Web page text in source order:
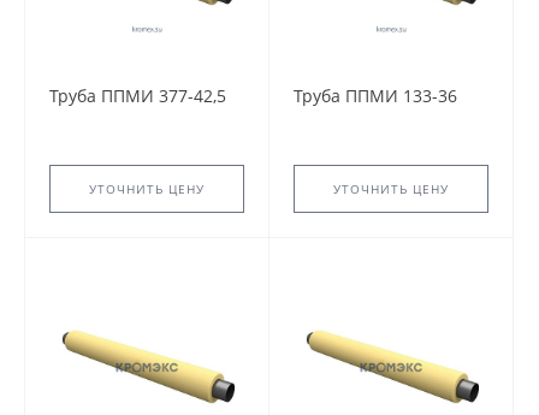
Труба ППМИ 377-42,5
УТОЧНИТЬ ЦЕНУ
Труба ППМИ 133-36
УТОЧНИТЬ ЦЕНУ